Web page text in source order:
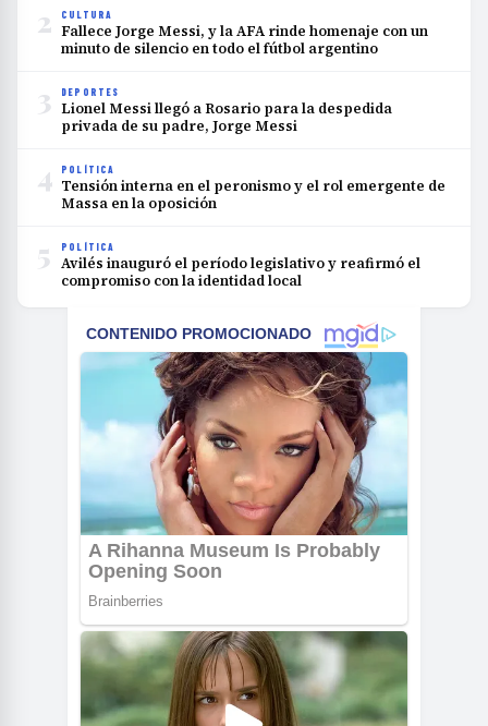
2 CULTURA
Fallece Jorge Messi, y la AFA rinde homenaje con un
minuto de silencio en todo el fútbol argentino
3 DEPORTES
Lionel Messi llegó a Rosario para la despedida
privada de su padre, Jorge Messi
4 POLÍTICA
Tensión interna en el peronismo y el rol emergente de
Massa en la oposición
5 POLÍTICA
Avilés inauguró el período legislativo y reafirmó el
compromiso con la identidad local